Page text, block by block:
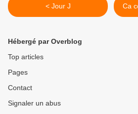
< Jour J
Hébergé par Overblog
Top articles
Pages
Contact
Signaler un abus